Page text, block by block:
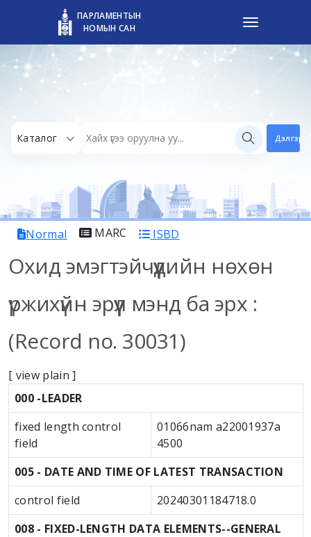
ПАРЛАМЕНТЫН
НОМЫН САН
Каталог
Normal MARC ISBD
Охид эмэгтэйчүүдийн нөхөн
үржихүйн эрүүл мэнд ба эрх :
(Record no. 30031)
[ view plain ]
MARC details
000 -LEADER
fixed length control
field
01066nam a22001937a
4500
005 - DATE AND TIME OF LATEST TRANSACTION
control field
20240301184718.0
008 - FIXED-LENGTH DATA ELEMENTS--GENERAL